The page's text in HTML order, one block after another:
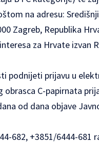
na adresu:
Zagreb, Republika
za Hrvate izvan
podnijeti prijavu u
C-papirnata
od dana objave
682, +3851/6444-681